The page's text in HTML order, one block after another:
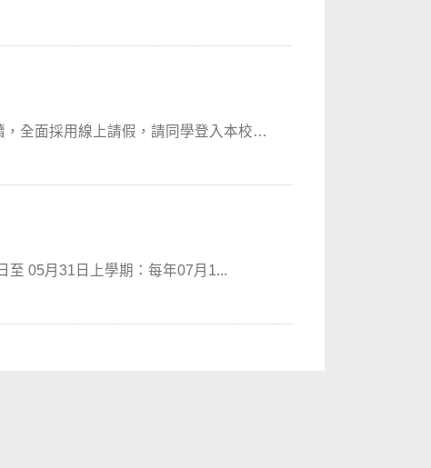
全面採用線上請假，請同學登入本校
期：每年05月1日至 05月31日上學期：每年07月1...